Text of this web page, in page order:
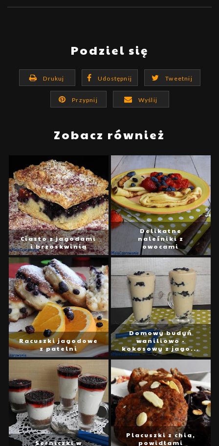
Podziel się
Drukuj Udostępnij Tweetnij
Przypnij Wyślij
Zobacz również
Ciasto z jagodami
i brzoskwinią
Delikatne
naleśniki z
owocami
Racuszki jagodowe
z patelni
Domowy budyń
waniliowo -
kokosowy z jago...
Serniczki w
Placuszki z chia,
powidłami